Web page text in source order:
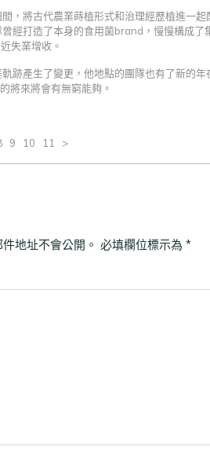
，將古代農業蒔植形式和治理經歷植進一
經打造了本身的食用菌brand，慢慢構成
失業增收。
跡產生了變更，他地點的團隊也有了新的
將來將會有無窮能夠。
9 10 11 >
地址不會公開。 必填欄位標示為 *